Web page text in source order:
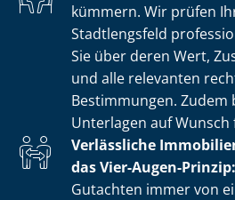
kümmern. Wir prüfen
Stadtlengsfeld
Sie über deren Wert,
und alle relevanten
Bestimmungen.
Unterlagen auf Wunsch
Verlässliche
das Vier-Augen-Prinzip:
Gutachten immer von